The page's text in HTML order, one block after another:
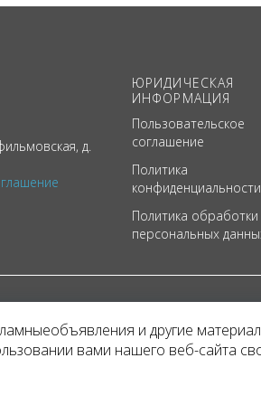
д.
ЮРИДИЧЕСКАЯ
ИНФОРМАЦИЯ
Пользовательское
соглашение
Политика
Политика обработки
персональных
и другие
вами нашего веб-сайта